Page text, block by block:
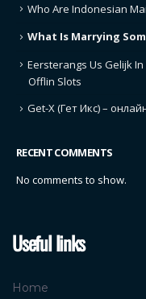
Who Are Indonesian
What Is Marrying
Eersterangs Us Gelijk
Offlin Slots
Get-X (Гет Икс) –
RECENT COMMENTS
No comments to show.
Useful links
Home